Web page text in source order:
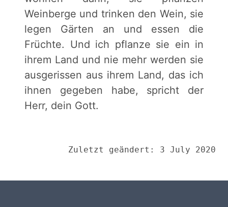
Weinberge und trinken den Wein, sie
legen Gärten an und essen die
Früchte. Und ich pflanze sie ein in
ihrem Land und nie mehr werden sie
ausgerissen aus ihrem Land, das ich
ihnen gegeben habe, spricht der
Herr, dein Gott.
Zuletzt geändert: 3 July 2020